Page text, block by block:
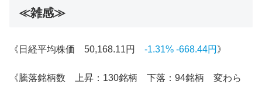
≪雑感≫
《日経平均株価 50,168.11円 -1.31% -668.44円 》
《騰落銘柄数 上昇：130銘柄 下落：94銘柄 変わら